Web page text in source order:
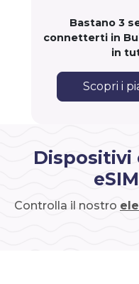
Bastano 3
connetterti in
in
Scopri i
Dispositivi
Controlla il nostro